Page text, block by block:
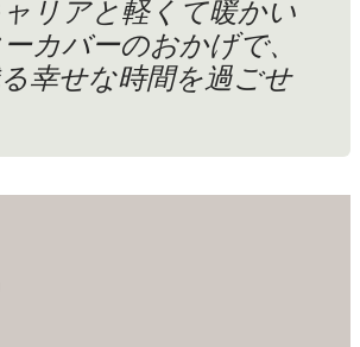
リアと軽くて暖かい
カバーのおかげで、
幸せな時間を過ごせ